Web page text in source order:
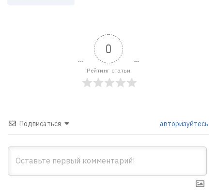
0
Рейтинг статьи
Подписаться авторизуйтесь